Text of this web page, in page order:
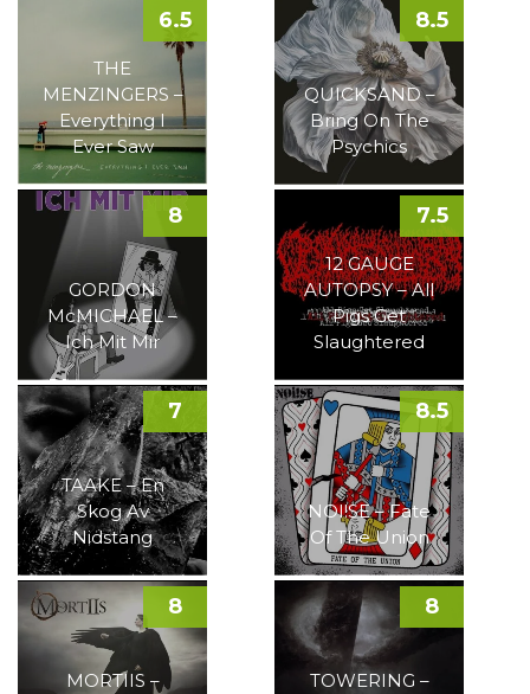
THE
MENZINGERS –
Everything I
Ever Saw
6.5
QUICKSAND –
Bring On The
Psychics
8.5
GORDON
McMICHAEL –
Ich Mit Mir
8
12 GAUGE
AUTOPSY – All
Pigs Get
Slaughtered
7.5
TAAKE – En
Skog Av
Nidstang
7
NOI!SE – Fate
Of The Union
8.5
MORTIIS –
8
TOWERING –
8